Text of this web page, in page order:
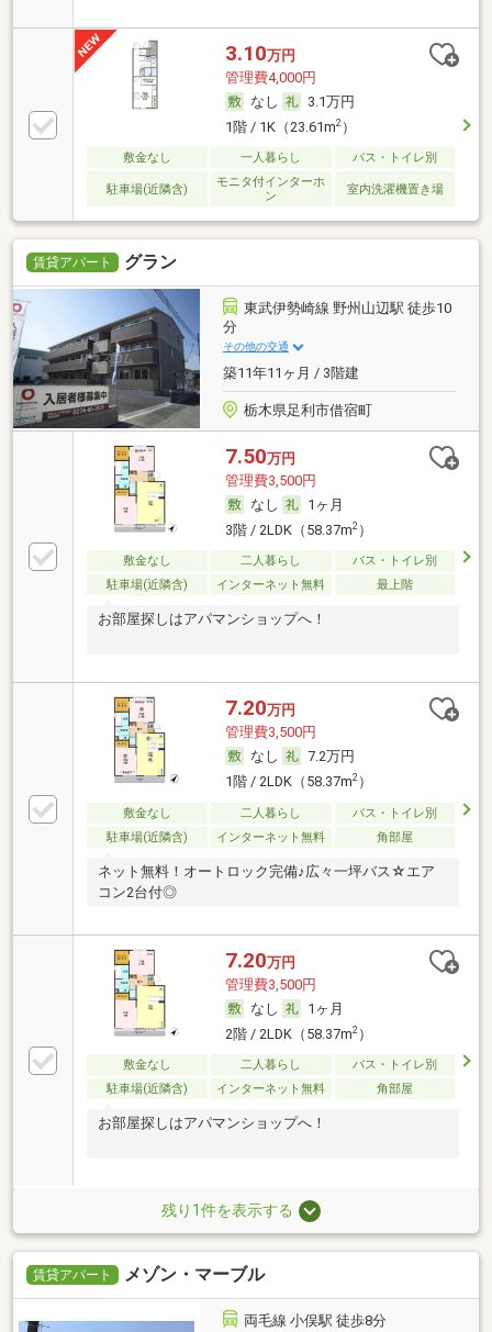
3.10万円
管理費4,000円
なし
3.1万円
1階 / 1K（23.61m2）
敷金なし 一人暮らし バス・トイレ別
駐車場(近隣含)
モニタ付インターホ
ン
室内洗濯機置き場
賃貸アパート グラン
東武伊勢崎線 野州山辺駅 徒歩10
分
その他の交通
築11年11ヶ月 / 3階建
栃木県足利市借宿町
7.50万円
管理費3,500円
なし
1ヶ月
3階 / 2LDK（58.37m2）
敷金なし 二人暮らし
バス・トイレ別
駐車場(近隣含)
インターネット無料 最上階
お部屋探しはアパマンショップへ！
7.20万円
管理費3,500円
なし
7.2万円
1階 / 2LDK（58.37m2）
敷金なし 二人暮らし
バス・トイレ別
駐車場(近隣含)
インターネット無料 角部屋
ネット無料！オートロック完備♪広々一坪バス☆エア
コン2台付◎
7.20万円
管理費3,500円
なし
1ヶ月
2階 / 2LDK（58.37m2）
敷金なし 二人暮らし
バス・トイレ別
駐車場(近隣含)
インターネット無料 角部屋
お部屋探しはアパマンショップへ！
残り1件を表示する
賃貸アパート メゾン・マーブル
両毛線 小俣駅 徒歩8分